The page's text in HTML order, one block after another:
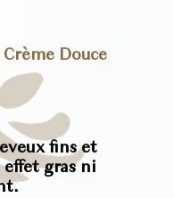
Douce
fins et
effet gras ni